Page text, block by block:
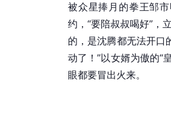
被众星捧月的拳王邹
约，“要陪叔叔喝好”，
的，是沈腾都无法开口
动了！”以女婿为傲的“
眼都要冒出火来。